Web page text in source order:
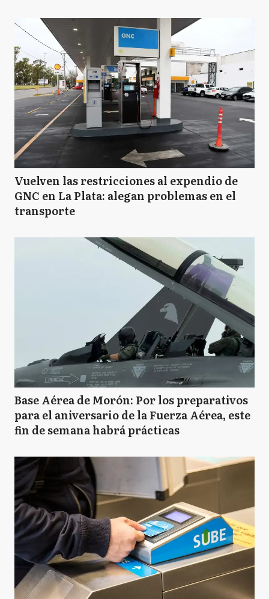
Vuelven las restricciones al expendio de
GNC en La Plata: alegan problemas en el
transporte
Base Aérea de Morón: Por los preparativos
para el aniversario de la Fuerza Aérea, este
fin de semana habrá prácticas